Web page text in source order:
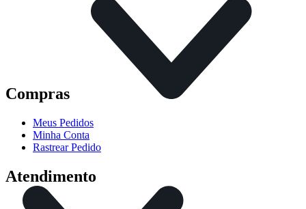
Compras
Meus Pedidos
Minha Conta
Rastrear Pedido
Atendimento